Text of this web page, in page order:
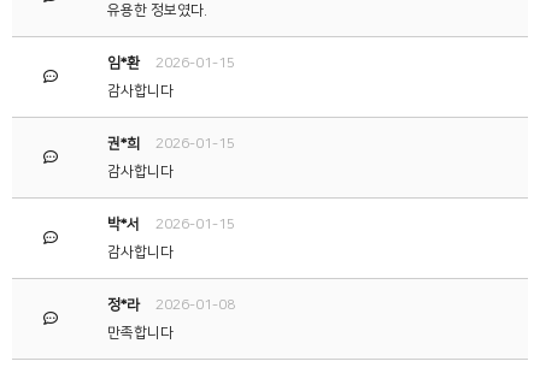
유용한 정보였다.
임*환
2026-01-15
감사합니다
권*희
2026-01-15
박*서
2026-01-15
감사합니다
정*라
2026-01-08
만족합니다